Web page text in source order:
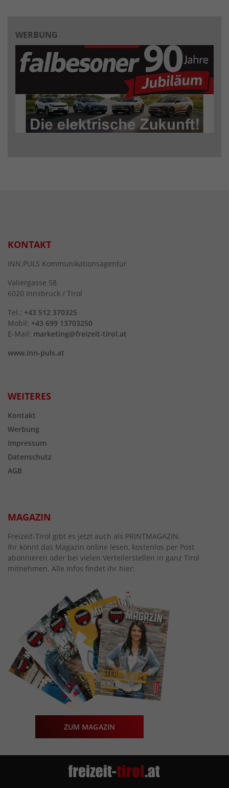
WERBUNG
KONTAKT
INN.PULS Kommunikationsagentur
Valiergasse 58
6020 Innsbruck / Tirol
Tel.: +43 512 370325
Mobil: +43 699 13703250
E-Mail: marketing@freizeit-tirol.at
www.inn-puls.at
WEITERES
Kontakt
Werbung
Impressum
Datenschutz
AGB
MAGAZIN
Freizeit-Tirol gibt es jetzt auch als PRINTMAGAZIN.
Ihr könnt das Magazin online lesen, kostenlos per Post
abonnieren oder bei vielen Verteilerstellen in ganz Tirol
mitnehmen. Alle Infos findet ihr hier:
ZUM MAGAZIN